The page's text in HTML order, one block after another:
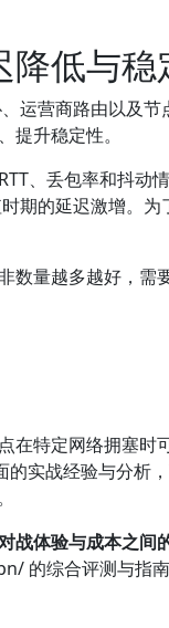
低与稳
运营商路由以及
升稳定性。
、丢包率和抖动情
期的延迟激增。
数量越多越好，
在特定网络拥塞时
的实战经验与分析
战体验与成本之间
的综合评测与指